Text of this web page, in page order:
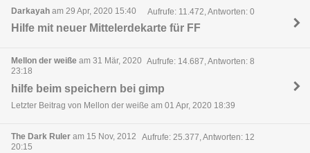
Darkayah am 29 Apr, 2020 15:40 Aufrufe: 11.472, Antworten: 0
Hilfe mit neuer Mittelerdekarte für FF
Mellon der weiße am 31 Mär, 2020
23:18
Aufrufe: 14.687, Antworten: 8
hilfe beim speichern bei gimp
Letzter Beitrag von Mellon der weiße am 01 Apr, 2020 18:39
The Dark Ruler am 15 Nov, 2012
20:15
Aufrufe: 25.377, Antworten: 12